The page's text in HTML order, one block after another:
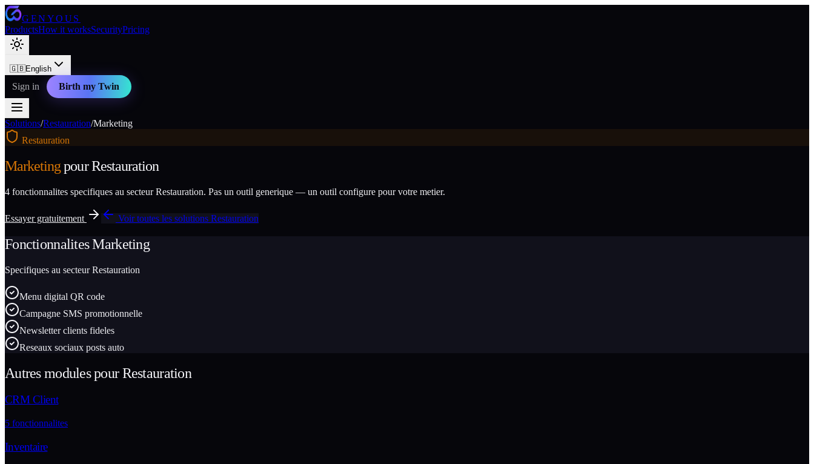
GENYOUS
ProductsHow it worksSecurityPricing
🇬🇧English
Sign in Birth my Twin
Solutions/Restauration/Marketing
Restauration
MarketingpourRestauration
4 fonctionnalites specifiques au secteurRestauration. Pas un outil generique — un outil configure pour votre metier.
Essayer gratuitement Voir toutes les solutions Restauration
FonctionnalitesMarketing
Specifiques au secteurRestauration
Menu digital QR code
Campagne SMS promotionnelle
Newsletter clients fideles
Reseaux sociaux posts auto
Autres modules pourRestauration
CRM Client
5 fonctionnalites
Inventaire